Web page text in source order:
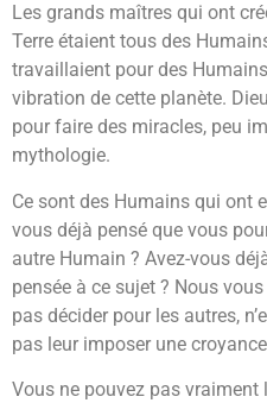
Les grands maîtres qui ont
Terre étaient tous des
travaillaient pour des
vibration de cette planète.
pour faire des miracles, peu
mythologie.
Ce sont des Humains qui ont
vous déjà pensé que vous
autre Humain ? Avez-vous
pensée à ce sujet ? Nous
pas décider pour les autres,
pas leur imposer une
Vous ne pouvez pas vraiment